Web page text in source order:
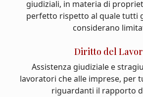
giudiziali, in materia di
perfetto rispetto al quale tutti
considerano
Diritto del
Assistenza giudiziale e
lavoratori che alle imprese, per
riguardanti il rapporto